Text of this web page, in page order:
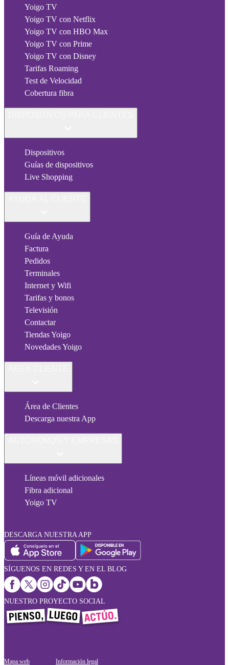
Yoigo TV
Yoigo TV con Netflix
Yoigo TV con HBO Max
Yoigo TV con Prime
Yoigo TV con Disney
Tarifas Roaming
Test de Velocidad
Cobertura fibra
Dispositivos
Guías de dispositivos
Live Shopping
Guía de Ayuda
Factura
Pedidos
Terminales
Internet y Wifi
Tarifas y bonos
Televisión
Contactar
Tiendas Yoigo
Novedades Yoigo
Área de Clientes
Descarga nuestra App
Líneas móvil adicionales
Fibra adicional
Yoigo TV
DESCARGA NUESTRA APP
SÍGUENOS EN REDES Y EN EL BLOG
NUESTRO PROYECTO SOCIAL
Mapa web Información legal